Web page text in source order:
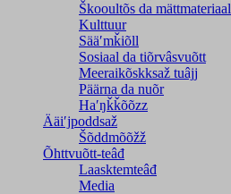
Škooultõs da mättmateriaal
Kulttuur
Sääʹmǩiõll
Sosiaal da tiõrvâsvuõtt
Meeraikõskksaž tuâjj
Päärna da nuõr
Haʹŋǩǩõõzz
Ääiʹjpoddsaž
Šõddmõõžž
Õhttvuõtt-teâđ
Laasktemteâđ
Media